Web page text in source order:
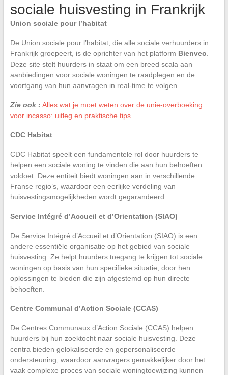
sociale huisvesting in Frankrijk
Union sociale pour l’habitat
De Union sociale pour l’habitat, die alle sociale verhuurders in
Frankrijk groepeert, is de oprichter van het platform Bienveo
Deze site stelt huurders in staat om een breed scala aan
aanbiedingen voor sociale woningen te raadplegen en de
voortgang van hun aanvragen in real-time te volgen.
Zie ook : Alles wat je moet weten over de unie-overboeking
voor incasso: uitleg en praktische tips
CDC Habitat
CDC Habitat speelt een fundamentele rol door huurders te
helpen een sociale woning te vinden die aan hun behoeften
voldoet. Deze entiteit biedt woningen aan in verschillende
Franse regio’s, waardoor een eerlijke verdeling van
huisvestingsmogelijkheden wordt gegarandeerd.
Service Intégré d’Accueil et d’Orientation (SIAO)
De Service Intégré d’Accueil et d’Orientation (SIAO) is een
andere essentiële organisatie op het gebied van sociale
huisvesting. Ze helpt huurders toegang te krijgen tot sociale
woningen op basis van hun specifieke situatie, door hen
oplossingen te bieden die zijn afgestemd op hun directe
behoeften.
Centre Communal d’Action Sociale (CCAS)
De Centres Communaux d’Action Sociale (CCAS) helpen
huurders bij hun zoektocht naar sociale huisvesting. Deze
centra bieden gelokaliseerde en gepersonaliseerde
ondersteuning, waardoor aanvragers gemakkelijker door het
vaak complexe proces van sociale woningtoewijzing kunnen